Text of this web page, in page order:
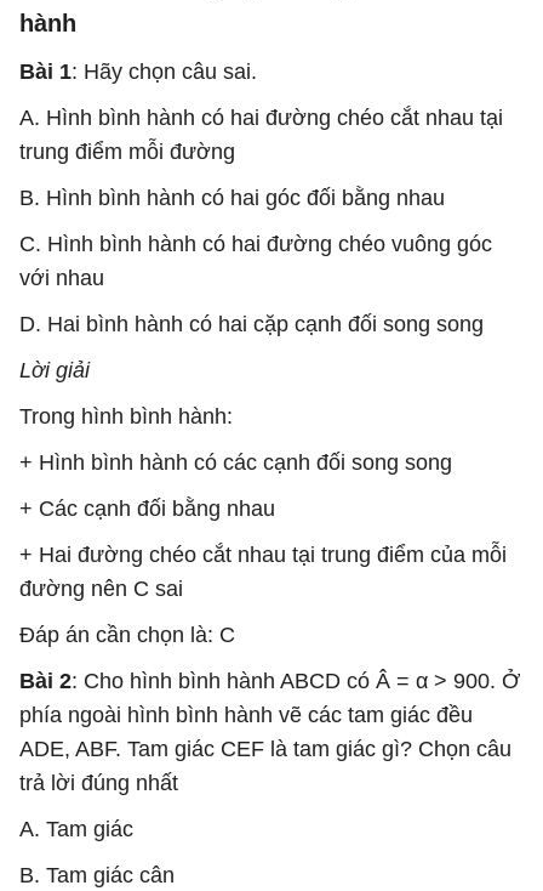
hành
Bài 1: Hãy chọn câu sai.
A. Hình bình hành có hai đường chéo cắt nhau tại
trung điểm mỗi đường
B. Hình bình hành có hai góc đối bằng nhau
C. Hình bình hành có hai đường chéo vuông góc
với nhau
D. Hai bình hành có hai cặp cạnh đối song song
Lời giải
Trong hình bình hành:
+ Hình bình hành có các cạnh đối song song
+ Các cạnh đối bằng nhau
+ Hai đường chéo cắt nhau tại trung điểm của mỗi
đường nên C sai
Đáp án cần chọn là: C
Bài 2: Cho hình bình hành ABCD có Â = α > 900. Ở
phía ngoài hình bình hành vẽ các tam giác đều
ADE, ABF. Tam giác CEF là tam giác gì? Chọn câu
trả lời đúng nhất
A. Tam giác
B. Tam giác cân